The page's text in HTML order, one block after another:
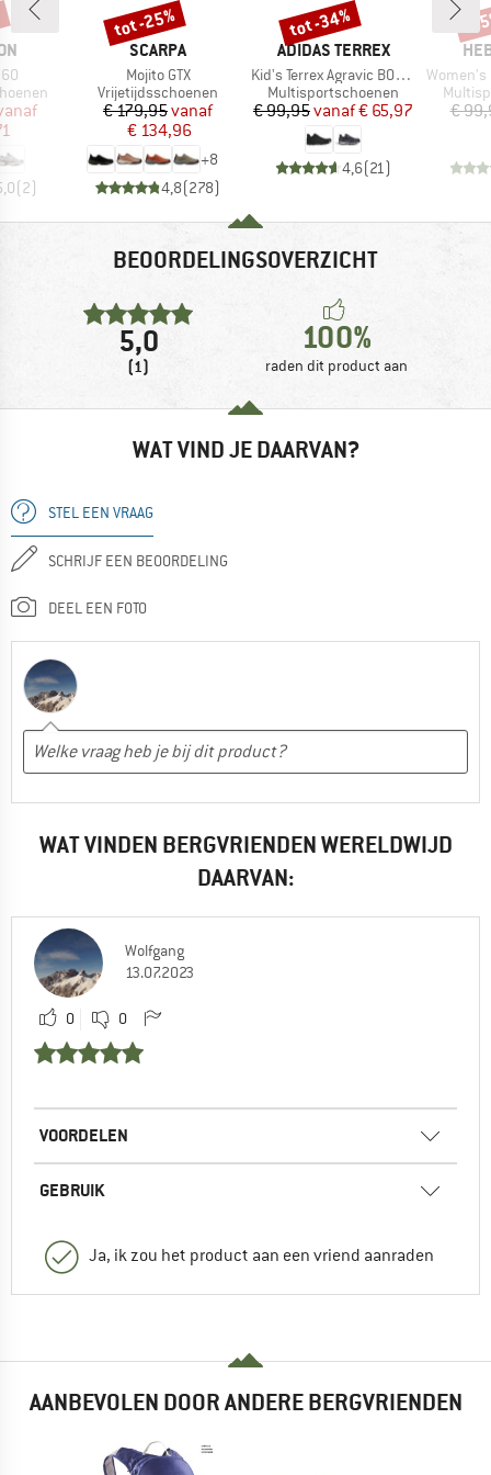
prijs
(2)
MERK
SCARPA
Artikel
Mojito GTX
Productgroep
Vrijetijdsschoenen
Prijs
€ 179,95Verlaagde prijs
vanaf
€ 134,96
+8
4,8(278)
Korting
tot -25%
MERK
ADIDAS TERREX
Artikel
Kid's Terrex Agravic BOA Rain Ready
Productgroep
Multisportschoenen
Prijs
€ 99,95 Verlaagde prijs
vanaf€ 65,97
4,6(21)
Korting
tot -34%
Artikel
Women's
€
-
BEOORDELINGSOVERZICHT
5,0
(1)
100%
raden dit product aan
WAT VIND JE DAARVAN?
STEL EEN VRAAG
SCHRIJF EEN BEOORDELING
DEEL EEN FOTO
WAT VINDEN BERGVRIENDEN WERELDWIJD
DAARVAN:
Wolfgang
13.07.2023
0 0
VOORDELEN
GEBRUIK
Ja, ik zou het product aan een vriend aanraden
AANBEVOLEN DOOR ANDERE BERGVRIENDEN